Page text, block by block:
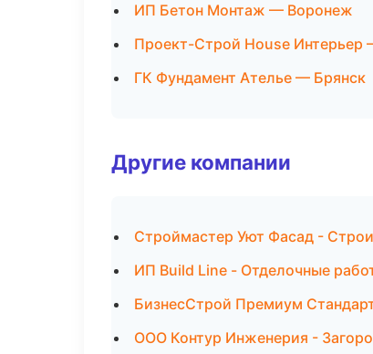
ИП Бетон Монтаж — Воронеж
Проект-Строй House Интерьер
ГК Фундамент Ателье — Брянск
Другие компании
Строймастер Уют Фасад -
ИП Build Line - Отделочные
БизнесСтрой Премиум
ООО Контур Инженерия -